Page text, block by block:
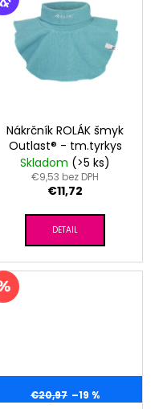
Nákrčník ROLÁK šmyk
Outlast® - tm.tyrkys
Skladom (>5 ks)
€9,53 bez DPH
€11,72
DETAIL
€20,97 –19 %